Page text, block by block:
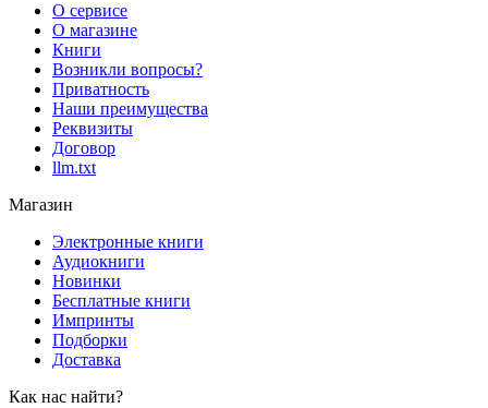
О сервисе
О магазине
Книги
Возникли вопросы?
Приватность
Наши преимущества
Реквизиты
Договор
llm.txt
Магазин
Электронные книги
Аудиокниги
Новинки
Бесплатные книги
Импринты
Подборки
Доставка
Как нас найти?